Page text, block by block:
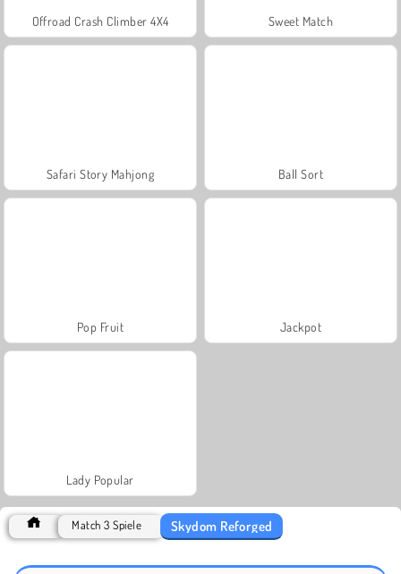
Offroad Crash Climber 4X4 Sweet Match
Safari Story Mahjong Ball Sort
Pop Fruit Jackpot
Lady Popular
Match 3 Spiele Skydom Reforged